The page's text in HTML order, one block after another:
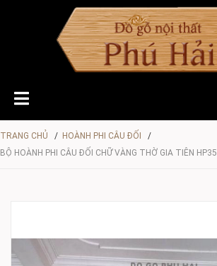
TRANG CHỦ / HOÀNH PHI CÂU ĐỐI
/
BỘ HOÀNH PHI CÂU ĐỐI CHỮ VÀNG THỜ GIA TIÊN HP35